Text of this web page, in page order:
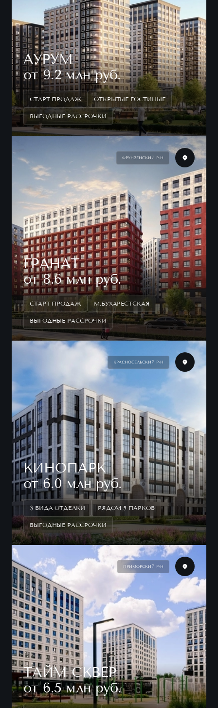
АУРУМ
от 9.2 млн руб.
СТАРТ ПРОДАЖ ОТКРЫТЫЕ ГОСТИНЫЕ
ВЫГОДНЫЕ РАССРОЧКИ
ФРУНЗЕНСКИЙ Р-Н
ГРАНАТ
от 8.6 млн руб.
СТАРТ ПРОДАЖ М.БУХАРЕСТСКАЯ
ВЫГОДНЫЕ РАССРОЧКИ
КРАСНОСЕЛЬСКИЙ Р-Н
КИНОПАРК
от 6.0 млн руб.
3 ВИДА ОТДЕЛКИ РЯДОМ 5 ПАРКОВ
ВЫГОДНЫЕ РАССРОЧКИ
ПРИМОРСКИЙ Р-Н
ТАЙМ СКВЕР
от 6.5 млн руб.